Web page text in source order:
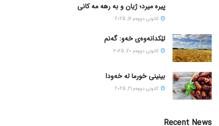
پیره میرد؛ ژیان و به رهه مه کانی
كانونی دووه‌م 16, 2025
لێکدانەوەی خەو: گەنم
كانونی دووه‌م 20, 2025
بینینی خورما لە خەودا
كانونی دووه‌م 21, 2025
Recent News